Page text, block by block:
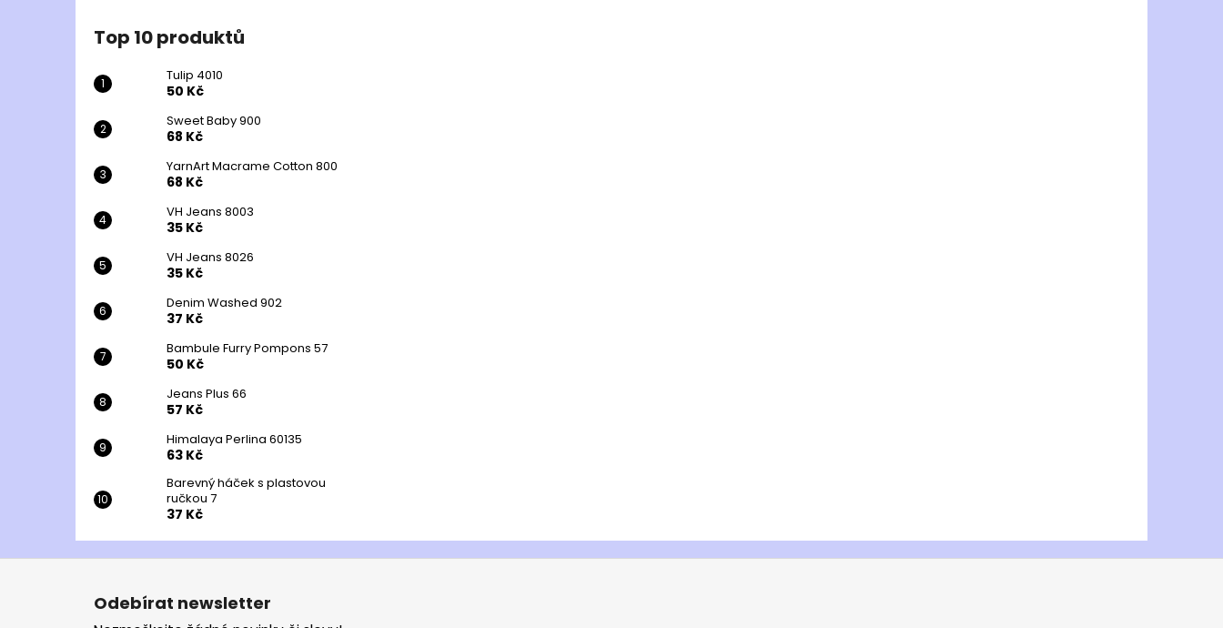
Top 10 produktů
Tulip 4010
50 Kč
Sweet Baby 900
68 Kč
YarnArt Macrame Cotton 800
68 Kč
VH Jeans 8003
35 Kč
VH Jeans 8026
35 Kč
Denim Washed 902
37 Kč
Bambule Furry Pompons 57
50 Kč
Jeans Plus 66
57 Kč
Himalaya Perlina 60135
63 Kč
Barevný háček s plastovou
ručkou 7
37 Kč
Z
Odebírat newsletter